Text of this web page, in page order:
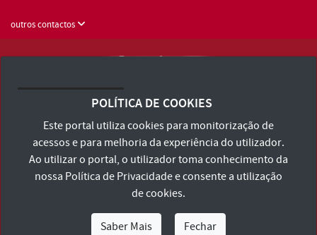
outros contactos
Consulte os Termos e Condições e Política de Privacidade
Declaração de Acessibilidade
POLÍTICA DE COOKIES
Este portal utiliza cookies para monitorização de
acessos e para melhoria da experiência do utilizador.
Ao utilizar o portal, o utilizador toma conhecimento da
nossa Política de Privacidadee consente a utilização
de cookies.
Saber Mais Fechar